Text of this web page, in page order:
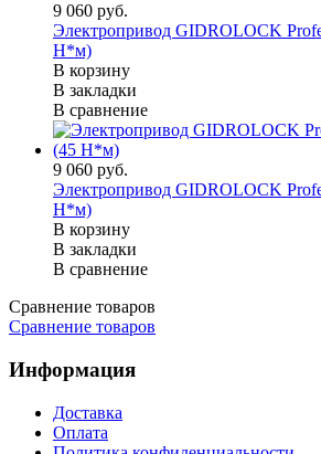
9 060 руб.
Электропривод GIDROLOCK
H*м)
В корзину
В закладки
В сравнение
9 060 руб.
Электропривод GIDROLOCK
Н*м)
В корзину
В закладки
В сравнение
Сравнение товаров
Сравнение товаров
Информация
Доставка
Оплата